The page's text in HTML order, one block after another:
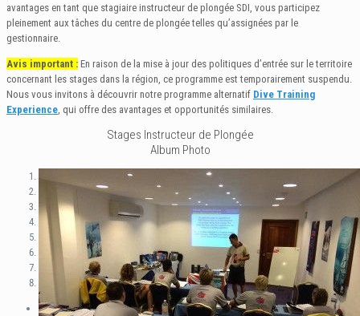
avantages en tant que stagiaire instructeur de plongée SDI, vous participez
pleinement aux tâches du centre de plongée telles qu’assignées par le
gestionnaire.
Avis important : En raison de la mise à jour des politiques d’entrée sur le territoire
concernant les stages dans la région, ce programme est temporairement suspendu.
Nous vous invitons à découvrir notre programme alternatif Dive Training
Experience , qui offre des avantages et opportunités similaires.
Stages Instructeur de Plongée
Album Photo
3
Previous